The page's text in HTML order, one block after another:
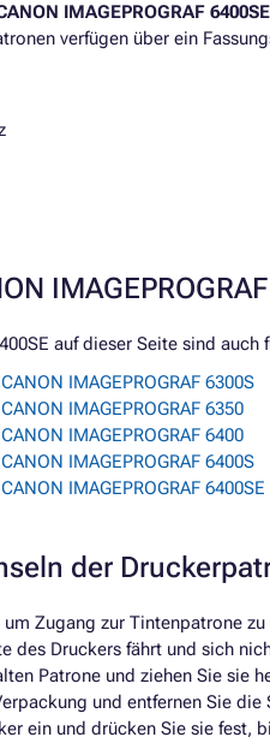
IMAGEPROGRAF 6400SE
verfügen über ein
auf dieser Seite sind
CANON IMAGEPROGRAF 6300S
CANON IMAGEPROGRAF 6350
CANON IMAGEPROGRAF 6400
CANON IMAGEPROGRAF 6400S
CANON IMAGEPROGRAF 6400SE
der
Zugang zur Tintenpatrone zu
des Druckers fährt und sich
Patrone und ziehen Sie sie
und entfernen Sie die
ein und drücken Sie sie fest,